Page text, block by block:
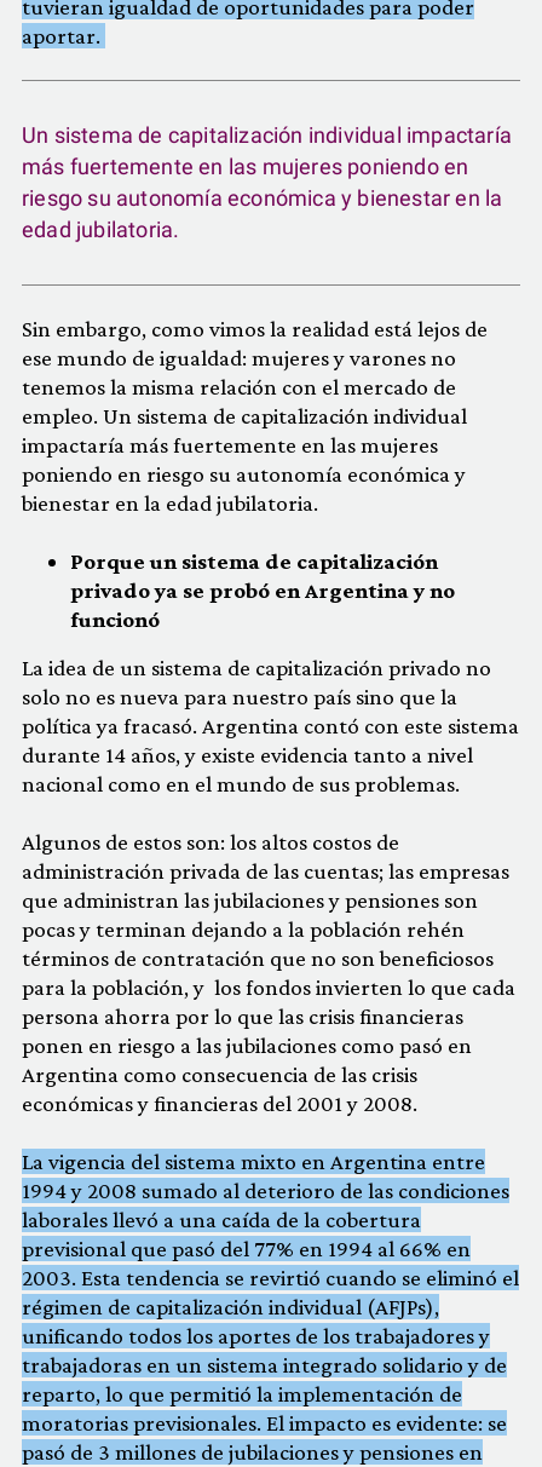
tuvieran igualdad de oportunidades para poder
aportar.
Un sistema de capitalización individual impactaría
más fuertemente en las mujeres poniendo en
riesgo su autonomía económica y bienestar en la
edad jubilatoria.
Sin embargo, como vimos la realidad está lejos de
ese mundo de igualdad: mujeres y varones no
tenemos la misma relación con el mercado de
empleo. Un sistema de capitalización individual
impactaría más fuertemente en las mujeres
poniendo en riesgo su autonomía económica y
bienestar en la edad jubilatoria.
Porque un sistema de capitalización
privado ya se probó en Argentina y no
funcionó
La idea de un sistema de capitalización privado no
solo no es nueva para nuestro país sino que la
política ya fracasó. Argentina contó con este sistema
durante 14 años, y existe evidencia tanto a nivel
nacional como en el mundo de sus problemas.
Algunos de estos son: los altos costos de
administración privada de las cuentas; las empresas
que administran las jubilaciones y pensiones son
pocas y terminan dejando a la población rehén
términos de contratación que no son beneficiosos
para la población, y los fondos invierten lo que cada
persona ahorra por lo que las crisis financieras
ponen en riesgo a las jubilaciones como pasó en
Argentina como consecuencia de las crisis
económicas y financieras del 2001 y 2008.
La vigencia del sistema mixto en Argentina entre
1994 y 2008 sumado al deterioro de las condiciones
laborales llevó a una caída de la cobertura
previsional que pasó del 77% en 1994 al 66% en
2003. Esta tendencia se revirtió cuando se eliminó el
régimen de capitalización individual (AFJPs),
unificando todos los aportes de los trabajadores y
trabajadoras en un sistema integrado solidario y de
reparto, lo que permitió la implementación de
moratorias previsionales. El impacto es evidente: se
pasó de 3 millones de jubilaciones y pensiones en